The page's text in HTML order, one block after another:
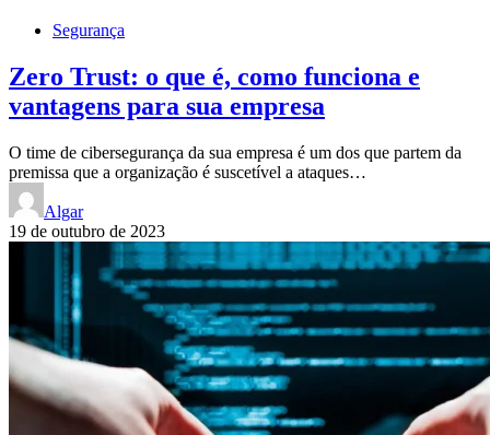
Segurança
Zero Trust: o que é, como funciona e
vantagens para sua empresa
O time de cibersegurança da sua empresa é um dos que partem da
premissa que a organização é suscetível a ataques…
Algar
19 de outubro de 2023